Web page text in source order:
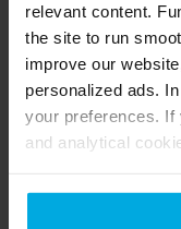
relevant content.
the site to run
improve our
personalized ads.
your preferences. If
and analytical